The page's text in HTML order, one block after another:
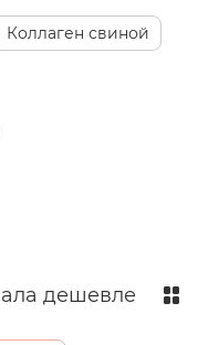
Коллаген свиной
дешевле